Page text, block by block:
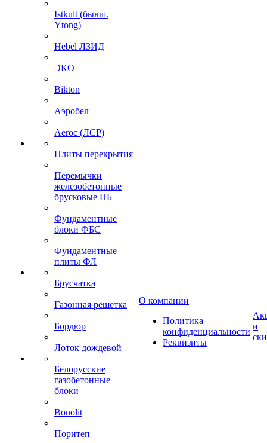
Istkult (бывш.
Ytong)
Hebel ЛЗИД
ЭКО
Bikton
Аэробел
Aeroc (ЛСР)
Плиты перекрытия
Перемычки
железобетонные
брусковые ПБ
Фундаментные
блоки ФБС
Фундаментные
плиты ФЛ
Брусчатка
Газонная решетка
Бордюр
Лоток дождевой
Белорусские
газобетонные
блоки
Bonolit
Поритеп
О компании
Политика
конфиденциальности
Реквизиты
и